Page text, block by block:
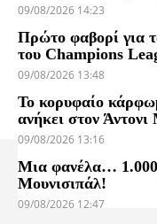
09/08/2026 14:23
Πρώτο φαβορί για
του Champions
09/08/2026 13:48
Το κορυφαίο
ανήκει στον
09/08/2026 13:16
Μια φανέλα… 1.000
Μουνισιπάλ!
09/08/2026 12:47